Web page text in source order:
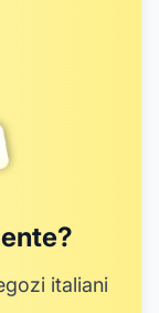
italiani